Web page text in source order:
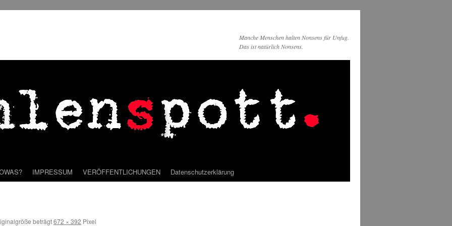
Manche Menschen halten Nonsens für Unfug.
Das ist natürlich Nonsens.
IMPRESSUM VERÖFFENTLICHUNGEN Datenschutzerklärung
beträgt672 × 392 Pixel